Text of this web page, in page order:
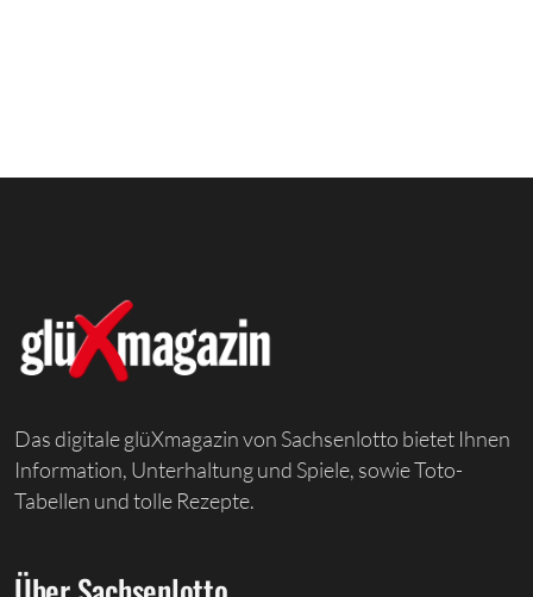
Das digitale glüXmagazin von Sachsenlotto bietet Ihnen
Information, Unterhaltung und Spiele, sowie Toto-
Tabellen und tolle Rezepte.